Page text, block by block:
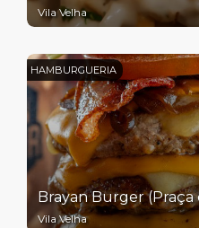
Vila Velha
HAMBURGUERIA
Brayan Burger (Praça
Vila Velha